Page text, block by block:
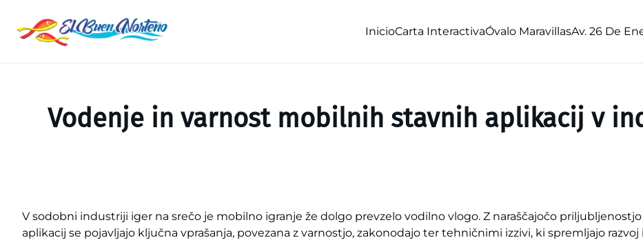
InicioCarta InteractivaÓvalo MaravillasAv. 26 De
Vodenje in varnost mobilnih stavnih aplikacij v
V sodobni industriji iger na srečo je mobilno igranje že dolgo prevzelo vodilno vlogo. Z naraščajočo
aplikacij se pojavljajo ključna vprašanja, povezana z varnostjo, zakonodajo ter tehničnimi izzivi, ki spremljajo